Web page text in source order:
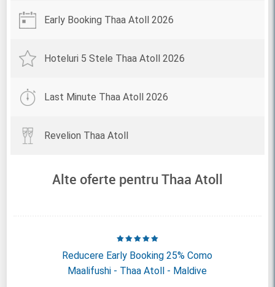
Early Booking Thaa Atoll 2026
Hoteluri 5 Stele Thaa Atoll 2026
Last Minute Thaa Atoll 2026
Revelion Thaa Atoll
Alte oferte pentru Thaa Atoll
Reducere Early Booking 25% Como
Maalifushi - Thaa Atoll - Maldive